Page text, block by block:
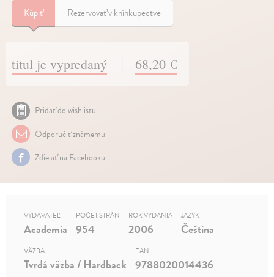
Kúpiť Rezervovať v kníhkupectve
titul je vypredaný 68,20 €
Pridať do wishlistu
Odporučiť známemu
Zdielať na Facebooku
VYDAVATEĽ
Academia
POČET STRÁN
954
ROK VYDANIA
2006
JAZYK
Čeština
VÄZBA
Tvrdá väzba / Hardback
EAN
9788020014436